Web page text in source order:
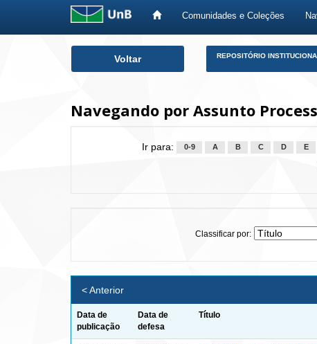
Comunidades e Coleções
Voltar REPOSITÓRIO
Navegando por Assunto
Ir para: 0-9 A B C D E
Classificar por:
< Anterior
Data de
publicação
Data de
defesa
Título